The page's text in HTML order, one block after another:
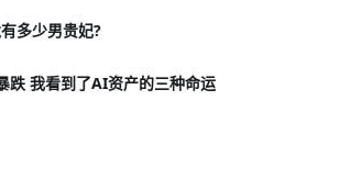
多少男贵妃?
跌 我看到了AI资产的三种命运